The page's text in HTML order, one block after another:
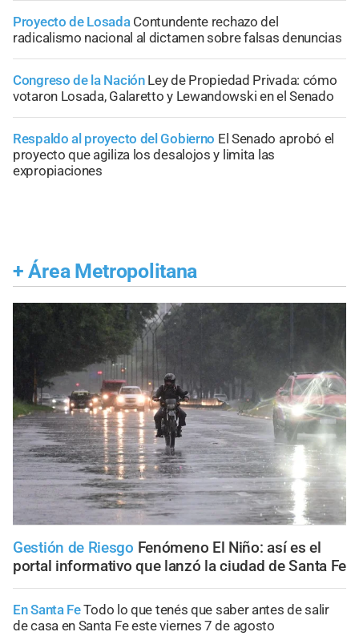
Proyecto de Losada Contundente rechazo del
radicalismo nacional al dictamen sobre falsas denuncias
Congreso de la Nación Ley de Propiedad Privada: cómo
votaron Losada, Galaretto y Lewandowski en el Senado
Respaldo al proyecto del Gobierno El Senado aprobó el
proyecto que agiliza los desalojos y limita las
expropiaciones
+ Área Metropolitana
Gestión de Riesgo Fenómeno El Niño: así es el
portal informativo que lanzó la ciudad de Santa Fe
En Santa FeTodo lo que tenés que saber antes de salir
de casa en Santa Fe este viernes 7 de agosto